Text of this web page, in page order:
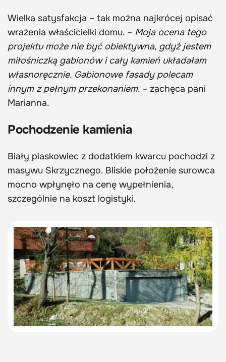
Wielka satysfakcja – tak można najkrócej opisać
wrażenia właścicielki domu. – Moja ocena tego
projektu może nie być obiektywna, gdyż jestem
miłośniczką gabionów i cały kamień układałam
własnoręcznie. Gabionowe fasady polecam
innym z pełnym przekonaniem. – zachęca pani
Marianna.
Pochodzenie kamienia
Biały piaskowiec z dodatkiem kwarcu pochodzi z
masywu Skrzycznego. Bliskie położenie surowca
mocno wpłynęło na cenę wypełnienia,
szczególnie na koszt logistyki.